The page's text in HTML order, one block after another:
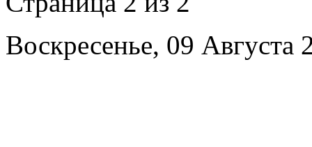
Воскресенье, 09 Августа